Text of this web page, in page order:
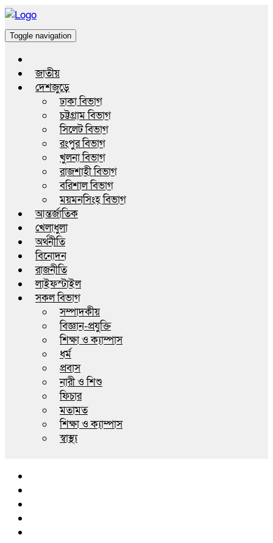
Toggle navigation
জাতীয়
দেশজুড়ে
ঢাকা বিভাগ
চট্টগ্রাম বিভাগ
সিলেট বিভাগ
রংপুর বিভাগ
খুলনা বিভাগ
রাজশাহী বিভাগ
বরিশাল বিভাগ
ময়মনসিংহ বিভাগ
আন্তর্জাতিক
খেলাধুলা
অর্থনীতি
বিনোদন
রাজনীতি
লাইফস্টাইল
সকল বিভাগ
সম্পাদকীয়
বিজ্ঞান-প্রযুক্তি
শিক্ষা ও ক্যাম্পাস
ধর্ম
প্রবাস
নারী ও শিশু
ফিচার
মতামত
শিক্ষা ও ক্যাম্পাস
স্বাস্থ্য